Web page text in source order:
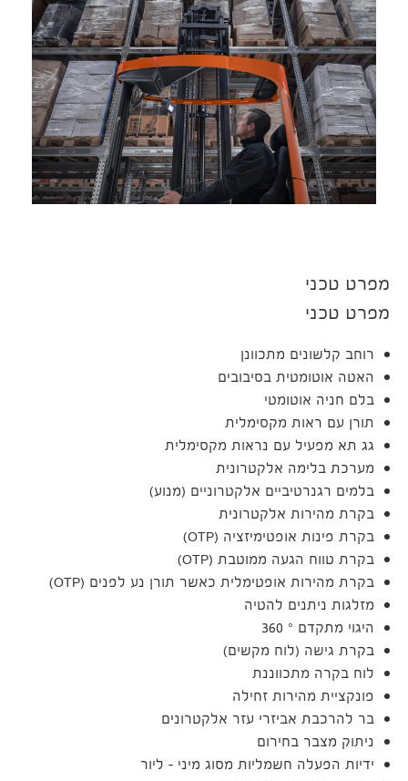
מפרט טכני
מפרט טכני
רוחב קלשונים מתכוונן
האטה אוטומטית בסיבובים
בלם חניה אוטומטי
תורן עם ראות מקסימלית
גג תא מפעיל עם נראות מקסימלית
מערכת בלימה אלקטרונית
בלמים רגנרטיביים אלקטרוניים (מנוע)
בקרת מהירות אלקטרונית
בקרת פינות אופטימיזציה (OTP)
בקרת טווח הגעה ממוטבת (OTP)
בקרת מהירות אופטימלית כאשר תורן נע לפנים (OTP)
מזלגות ניתנים להטיה
היגוי מתקדם ° 360
בקרת גישה (לוח מקשים)
לוח בקרה מתכווננת
פונקציית מהירות זחילה
בר להרכבת אביזרי עזר אלקטרונים
ניתוק מצבר בחירום
ידיות הפעלה חשמליות מסוג מיני – ליור